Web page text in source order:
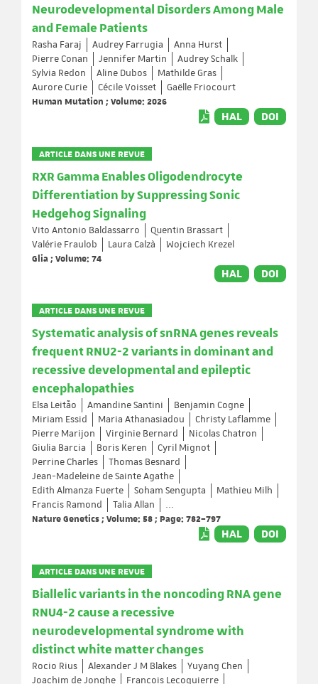
Neurodevelopmental Disorders Among Male
and Female Patients
Rasha Faraj Audrey Farrugia
Anna Hurst
Pierre Conan
Jennifer Martin
Audrey Schalk
Sylvia Redon
Aline Dubos
Mathilde Gras
Aurore Curie
Cécile Voisset
Gaëlle Friocourt
Human Mutation ; Volume: 2026
HAL DOI
ARTICLE DANS UNE REVUE
RXR Gamma Enables Oligodendrocyte
Differentiation by Suppressing Sonic
Hedgehog Signaling
Vito Antonio Baldassarro
Quentin Brassart
Valérie Fraulob
Laura Calzà
Wojciech Krezel
Glia ; Volume: 74
HAL DOI
ARTICLE DANS UNE REVUE
Systematic analysis of snRNA genes reveals
frequent RNU2-2 variants in dominant and
recessive developmental and epileptic
encephalopathies
Elsa Leitão Amandine Santini
Benjamin Cogne
Miriam Essid
Maria Athanasiadou
Christy Laflamme
Pierre Marijon
Virginie Bernard
Nicolas Chatron
Giulia Barcia
Boris Keren
Cyril Mignot
Perrine Charles
Thomas Besnard
Jean-Madeleine de Sainte Agathe
Edith Almanza Fuerte
Soham Sengupta
Mathieu Milh
Francis Ramond
Talia Allan
...
Nature Genetics ; Volume: 58 ; Page: 782–797
HAL DOI
ARTICLE DANS UNE REVUE
Biallelic variants in the noncoding RNA gene
RNU4-2 cause a recessive
neurodevelopmental syndrome with
distinct white matter changes
Rocio Rius Alexander J M Blakes
Yuyang Chen
Joachim de Jonghe
François Lecoquierre